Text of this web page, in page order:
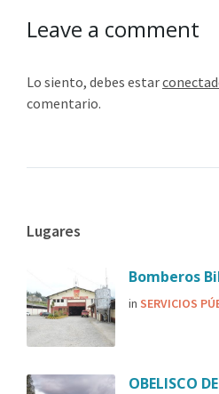
Leave a comment
Lo siento, debes estar
comentario.
Lugares
Bomberos
in SERVICIOS
OBELISCO